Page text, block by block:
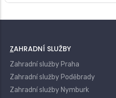
ZAHRADNÍ SLUŽBY
Zahradní služby Praha
Zahradní služby Poděbrady
Zahradní služby Nymburk